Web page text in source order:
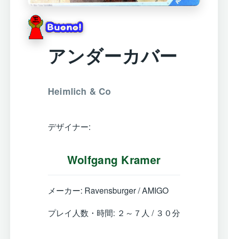
アンダーカバー
Heimlich & Co
デザイナー:
Wolfgang Kramer
メーカー: Ravensburger / AMIGO
プレイ人数・時間: ２～７人 / ３０分